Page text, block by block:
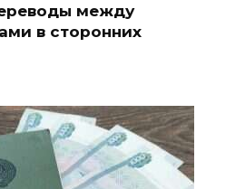
между
в сторонних